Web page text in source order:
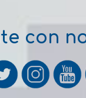
con